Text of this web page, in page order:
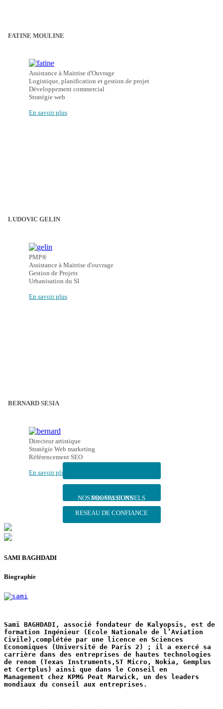
FATINE MOULINE
Assistance à Maitrise d'Ouvrage
Logistique, planification et gestion de projet
Développement commercial
En savoir plus
LUDOVIC GELIN
PMP®
Assistance à Maitrise d'ouvrage
Gestion de Projets
En savoir plus
BERNARD SESIA
Directeur artistique
Stratégie Web marketing
En savoir plus
NOS VALEURS
NOS PROFESSIONNELS
RESEAU DE CONFIANCE
SAMI BAGHDADI
Biographie
Sami BAGHDADI, associé fondateur de Kalyopsis, est de
formation Ingénieur
(Ecole Nationale de l’Aviation
Civile),complétée par une licence en Sciences
Economiques (Université de Paris 2) ; il a exercé sa
carrière dans des entreprises de hautes technologies
de renom (Texas Instruments, ST Micro, Nokia, Gemplus
et Certplus) ainsi que dans le Conseil en
Management chez KPMG Peat Marwick, un des leaders
mondiaux du conseil aux entreprises.